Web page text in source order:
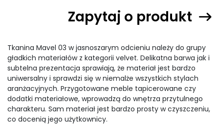
Zapytaj o produkt
Tkanina Mavel 03 w jasnoszarym odcieniu należy do grupy
gładkich materiałów z kategorii velvet. Delikatna barwa jak i
subtelna prezentacja sprawiają, że materiał jest bardzo
uniwersalny i sprawdzi się w niemalże wszystkich stylach
aranżacyjnych. Przygotowane meble tapicerowane czy
dodatki materiałowe, wprowadzą do wnętrza przytulnego
charakteru. Sam materiał jest bardzo prosty w czyszczeniu,
co docenią jego użytkownicy.